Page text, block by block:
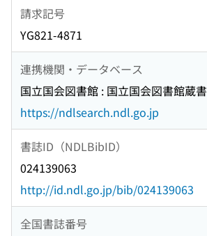
請求記号
YG821-4871
連携機関・データベース
国立国会図書館 : 国立国会図書館蔵書
https://ndlsearch.ndl.go.jp
書誌ID（NDLBibID）
024139063
http://id.ndl.go.jp/bib/024139063
全国書誌番号